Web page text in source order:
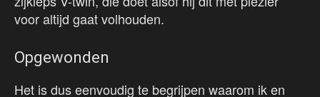
voor altijd gaat volhouden.
Opgewonden
Het is dus eenvoudig te begrijpen waarom ik en